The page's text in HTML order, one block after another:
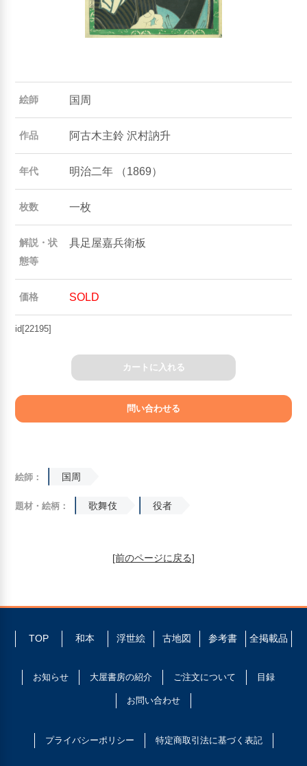
絵師 国周
作品 阿古木主鈴 沢村訥升
年代 明治二年 （1869）
枚数 一枚
解説・状
態等
具足屋嘉兵衛板
価格 SOLD
id[22195]
カートに入れる
絵師： 国周
題材・絵柄： 歌舞伎 役者
[前のページに戻る]
TOP 和本 浮世絵 古地図 参考書 全掲載品
お知らせ 大屋書房の紹介 ご注文について 目録
お問い合わせ
プライバシーポリシー 特定商取引法に基づく表記